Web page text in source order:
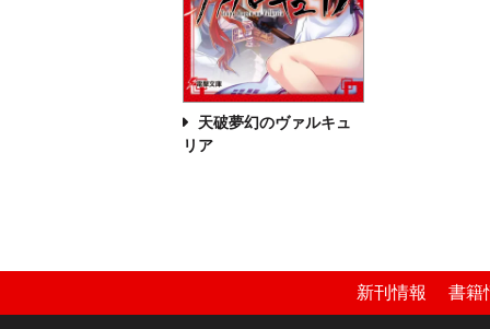
天破夢幻のヴァルキュ
リア
新刊情報 書籍